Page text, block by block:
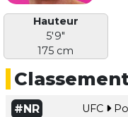
Hauteur
5'9"
175 cm
#NR UFC